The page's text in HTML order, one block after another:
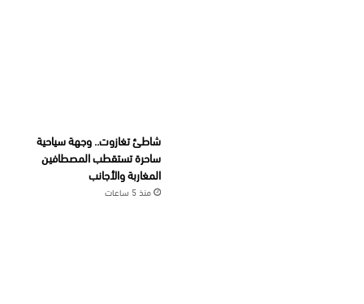
شاطئ تغازوت.. وجهة سياحية
ساحرة تستقطب المصطافين
المغاربة والأجانب
منذ 5 ساعات